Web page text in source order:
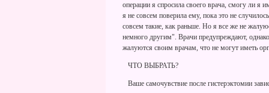
операции я спросила своего врача, смогу ли я
я не совсем поверила ему, пока это не
совсем такие, как раньше. Но я все же не
немного другим". Врачи предупреждают,
жалуются своим врачам, что не могут иметь
ЧТО ВЫБРАТЬ?
Ваше самочувствие после гистерэктомии